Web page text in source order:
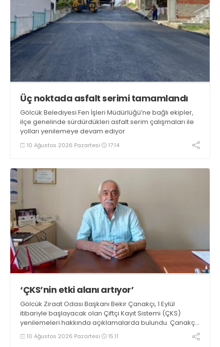
Üç noktada asfalt serimi tamamlandı
Gölcük Belediyesi Fen İşleri Müdürlüğü’ne bağlı ekipler,
ilçe genelinde sürdürdükleri asfalt serim çalışmaları ile
yolları yenilemeye devam ediyor
10 Ağustos 2026 Pazartesi 17:14
‘ÇKS’nin etki alanı artıyor’
Gölcük Ziraat Odası Başkanı Bekir Çanakçı, 1 Eylül
itibariyle başlayacak olan Çiftçi Kayıt Sistemi (ÇKS)
yenilemeleri hakkında açıklamalarda bulundu. Çanakçı,
“Çiftçi Kayıt Sistemi formatı, yaygınlaşması ve etki alanı
her yıl artarak devam etmektedir” dedi
10 Ağustos 2026 Pazartesi 15:11